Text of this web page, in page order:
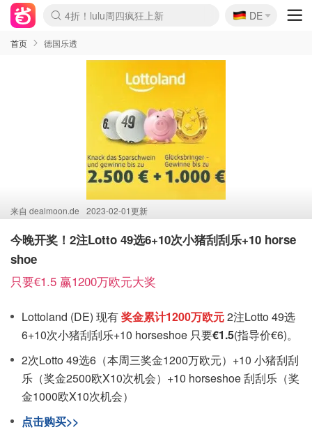
Boticinal 夏促开抢！
4折！lulu周四疯狂上新
还没结束！&OtherStories大促
Joybuy变相75折 随时失效
速领！Stanley独家85折
疑似霸哥！Camper额外叠85折
Zalando 奥莱闪促！每日更新
Moncler反季囤！5折起+叠9折
Coach Brooklyn仅€192
🇩🇪
DE
首页 德国乐透
来自 dealmoon.de 2023-02-01更新
今晚开奖！2注Lotto 49选6+10次小猪刮刮乐+10 horse
shoe
只要€1.5 赢1200万欧元大奖
Lottoland (DE) 现有奖金累计1200万欧元2注Lotto 49选
6+10次小猪刮刮乐+10 horseshoe 只要€1.5(指导价€6)。
2次Lotto 49选6（本周三奖金1200万欧元）+10 小猪刮刮
乐（奖金2500欧X10次机会）+10 horseshoe 刮刮乐（奖
金1000欧X10次机会）
点击购买>>